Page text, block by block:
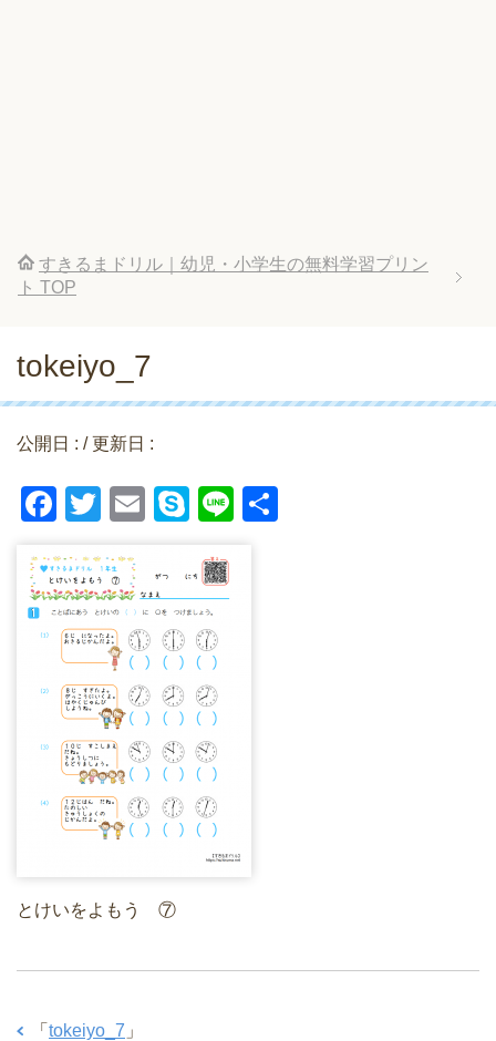
すきるまドリル｜幼児・小学生の無料学習プリン
ト TOP
tokeiyo_7
公開日 : / 更新日 :
F
c
e
b
o
o
k
T
tt
er
E
ail
S
p
e
Li
とけいをよもう ⑦
「 tokeiyo_7 」